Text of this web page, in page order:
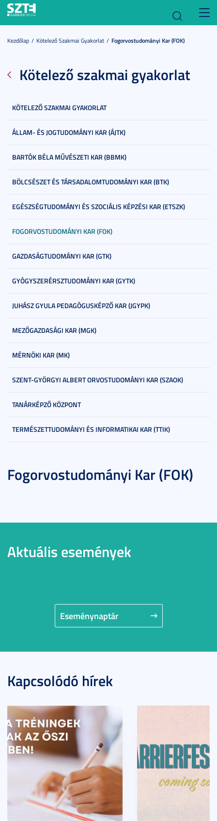
Kezdőlap Kötelező Szakmai Gyakorlat Fogorvostudományi Kar (FOK)
Kötelező szakmai gyakorlat
KÖTELEZŐ SZAKMAI GYAKORLAT
ÁLLAM- ÉS JOGTUDOMÁNYI KAR (ÁJTK)
BARTÓK BÉLA MŰVÉSZETI KAR (BBMK)
BÖLCSÉSZET ÉS TÁRSADALOMTUDOMÁNYI KAR (BTK)
EGÉSZSÉGTUDOMÁNYI ÉS SZOCIÁLIS KÉPZÉSI KAR (ETSZK)
FOGORVOSTUDOMÁNYI KAR (FOK)
GAZDASÁGTUDOMÁNYI KAR (GTK)
GYÓGYSZERÉRSZTUDOMÁNYI KAR (GYTK)
JUHÁSZ GYULA PEDAGÓGUSKÉPZŐ KAR (JGYPK)
MEZŐGAZDASÁGI KAR (MGK)
MÉRNÖKI KAR (MK)
SZENT-GYÖRGYI ALBERT ORVOSTUDOMÁNYI KAR (SZAOK)
TANÁRKÉPZŐ KÖZPONT
TERMÉSZETTUDOMÁNYI ÉS INFORMATIKAI KAR (TTIK)
Fogorvostudományi Kar (FOK)
Aktuális események
Eseménynaptár
Kapcsolódó hírek